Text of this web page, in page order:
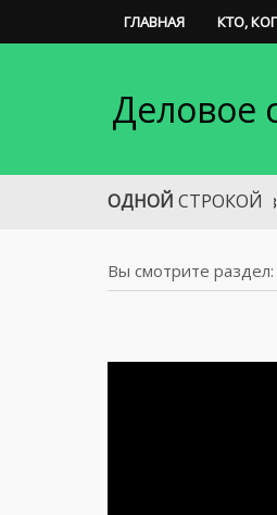
ГЛАВНАЯ КТО,
Деловое
ОДНОЙ СТРОКОЙ
В Госдуме
Вы смотрите раздел: